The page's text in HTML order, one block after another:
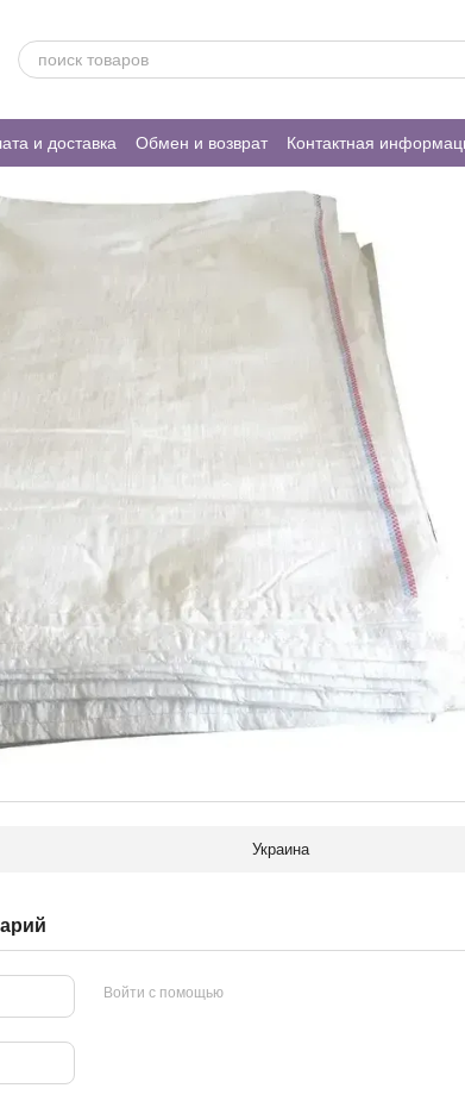
и доставка Обмен и возврат Контактная
Украина
Войти с помощью